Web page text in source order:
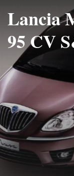
Lancia
95 CV